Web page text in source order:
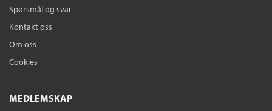
Spørsmål og svar
Kontakt oss
Om oss
Cookies
MEDLEMSKAP